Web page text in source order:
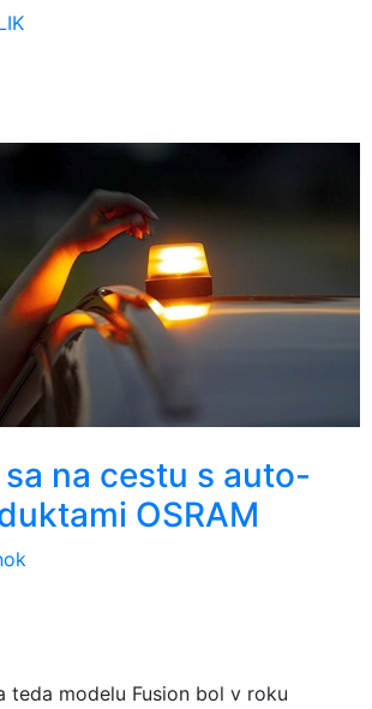
na cestu s auto-
OSRAM
teda modelu Fusion bol v roku